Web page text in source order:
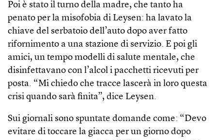
Poi è stato il turno della madre, che tanto ha
penato per la misofobia di Leysen: ha lavato la
chiave del serbatoio dell’auto dopo aver fatto
rifornimento a una stazione di servizio. E poi gli
amici, un tempo modelli di salute mentale, che
disinfettavano con l’alcol i pacchetti ricevuti per
posta. “Mi chiedo che tracce lascerà in loro questa
crisi quando sarà finita”, dice Leysen.
Sui giornali sono spuntate domande come: “Devo
evitare di toccare la giacca per un giorno dopo